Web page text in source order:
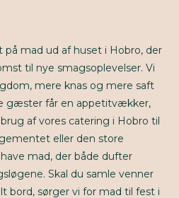
på mad ud af huset i Hobro, der
til nye smagsoplevelser. Vi
mere knas og mere saft
gæster får en appetitvækker,
af vores catering i Hobro til
eller den store
mad, der både dufter
Skal du samle venner
bord, sørger vi for mad til fest i